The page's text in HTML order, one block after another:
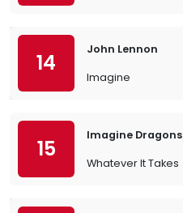
14
John Lennon
Imagine
15
Imagine Dragons
Whatever It Takes